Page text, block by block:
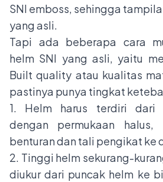
SNI emboss, sehingga
yang asli.
Tapi ada beberapa cara
helm SNI yang asli, yaitu
Built quality atau kualitas
pastinya punya tingkat
1. Helm harus terdiri dari
dengan permukaan halus,
benturan dan tali pengikat ke
2. Tinggi helm sekurang-
diukur dari puncak helm ke